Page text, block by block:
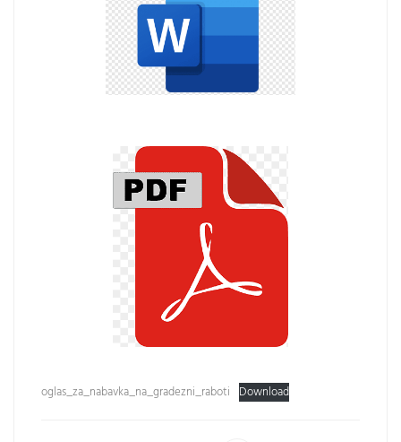
oglas_za_nabavka_na_gradezni_raboti Download